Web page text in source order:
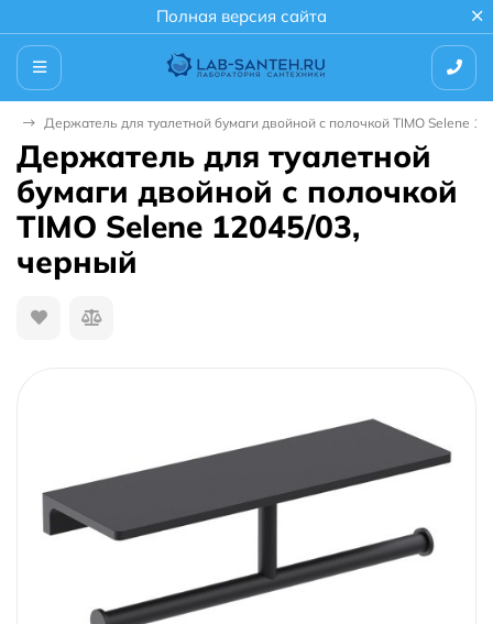
Полная версия сайта
Держатель для туалетной бумаги двойной с полочкой TIMO Selene
Держатель для туалетной
бумаги двойной с полочкой
TIMO Selene 12045/03,
черный